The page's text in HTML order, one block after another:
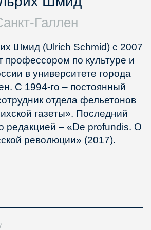
Галлен
Шмид (Ulrich Schmid) с 2007
профессором по культуре и
в университете города
С 1994-го – постоянный
отдела фельетонов
газеты». Последний
редакцией – «De profundis. О
революции» (2017).